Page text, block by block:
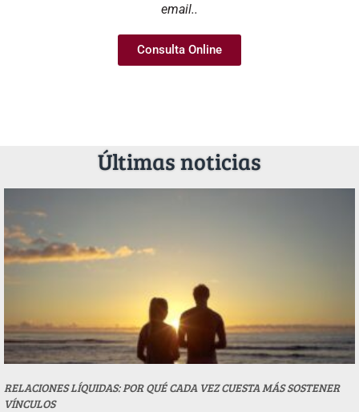
email..
Consulta Online
Últimas noticias
RELACIONES LÍQUIDAS: POR QUÉ CADA VEZ CUESTA MÁS SOSTENER
VÍNCULOS